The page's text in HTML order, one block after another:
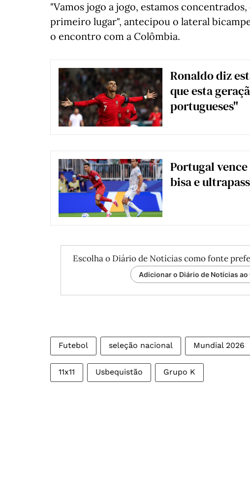
"Vamos jogo a jogo, estamos
primeiro lugar", antecipou o lateral
o encontro com a Colômbia.
Ronaldo diz
que esta
portugueses"
Portugal
bisa e
Escolha o Diário de Notícias como fonte
Adicionar o Diário de Notícias ao
Futebol seleção nacional Mundial 2026
11x11 Usbequistão Grupo K